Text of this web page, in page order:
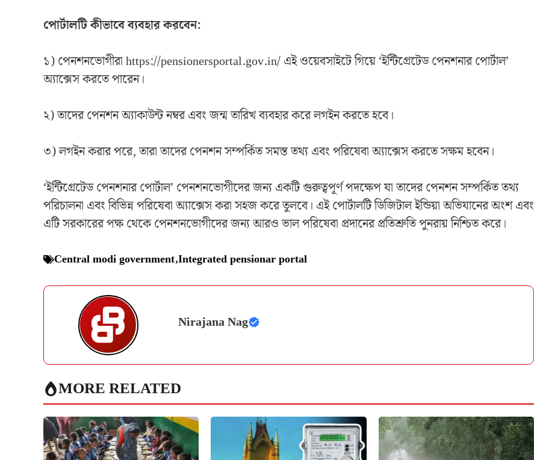
পোর্টালটি কীভাবে ব্যবহার করবেন:
১) পেনশনভোগীরা https://pensionersportal.gov.in/ এই ওয়েবসাইটে গিয়ে ‘ইন্টিগ্রেটেড পেনশনার পোর্টাল’
অ্যাক্সেস করতে পারেন।
২) তাদের পেনশন অ্যাকাউন্ট নম্বর এবং জন্ম তারিখ ব্যবহার করে লগইন করতে হবে।
৩) লগইন করার পরে, তারা তাদের পেনশন সম্পর্কিত সমস্ত তথ্য এবং পরিষেবা অ্যাক্সেস করতে সক্ষম হবেন।
‘ইন্টিগ্রেটেড পেনশনার পোর্টাল’ পেনশনভোগীদের জন্য একটি গুরুত্বপূর্ণ পদক্ষেপ যা তাদের পেনশন সম্পর্কিত তথ্য
পরিচালনা এবং বিভিন্ন পরিষেবা অ্যাক্সেস করা সহজ করে তুলবে। এই পোর্টালটি ডিজিটাল ইন্ডিয়া অভিযানের অংশ এবং
এটি সরকারের পক্ষ থেকে পেনশনভোগীদের জন্য আরও ভাল পরিষেবা প্রদানের প্রতিশ্রুতি পুনরায় নিশ্চিত করে।
Central modi government,Integrated pensionar portal
Nirajana Nag
MORE RELATED